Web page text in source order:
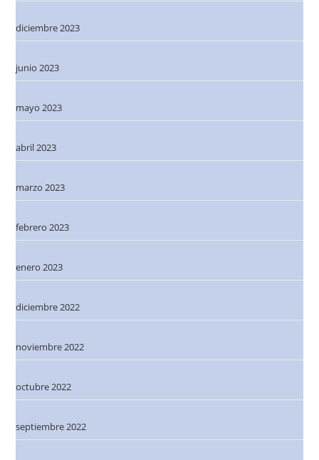
diciembre 2023
junio 2023
mayo 2023
abril 2023
marzo 2023
febrero 2023
enero 2023
diciembre 2022
noviembre 2022
octubre 2022
septiembre 2022